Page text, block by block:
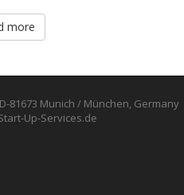
more
81673 Munich / München, Germany
Up-Services.de